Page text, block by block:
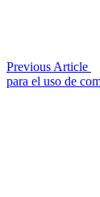
Previous Article
para el uso de